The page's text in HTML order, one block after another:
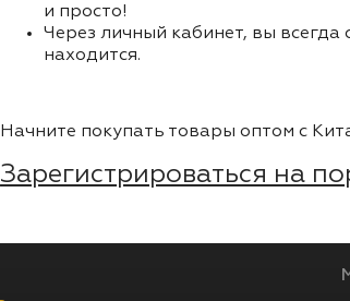
и просто!
Через личный кабинет, вы всегда
находится.
Начните покупать товары оптом с
Зарегистрироваться на